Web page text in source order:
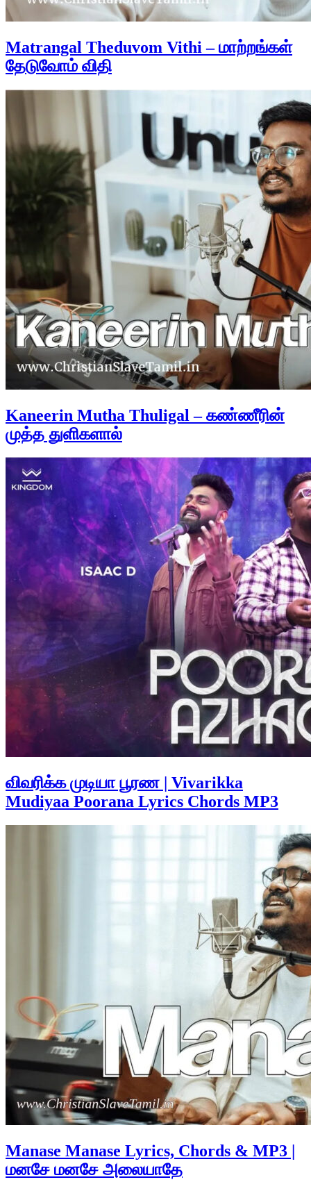
Matrangal Theduvom Vithi – மாற்றங்கள்
தேடுவோம் விதி
Kaneerin Mutha Thuligal – கண்ணீரின்
முத்த துளிகளால்
விவரிக்க முடியா பூரண | Vivarikka
Mudiyaa Poorana Lyrics Chords MP3
Manase Manase Lyrics, Chords & MP3 |
மனசே மனசே அலையாதே